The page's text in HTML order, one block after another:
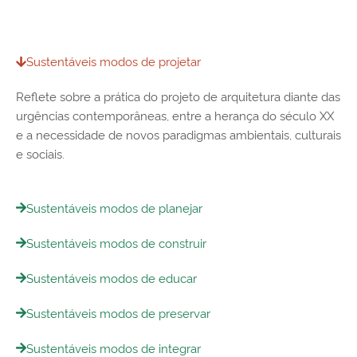
Sustentáveis modos de projetar
Reflete sobre a prática do projeto de arquitetura diante das
urgências contemporâneas, entre a herança do século XX
e a necessidade de novos paradigmas ambientais, culturais
e sociais.
Sustentáveis modos de planejar
Sustentáveis modos de construir
Sustentáveis modos de educar
Sustentáveis modos de preservar
Sustentáveis modos de integrar